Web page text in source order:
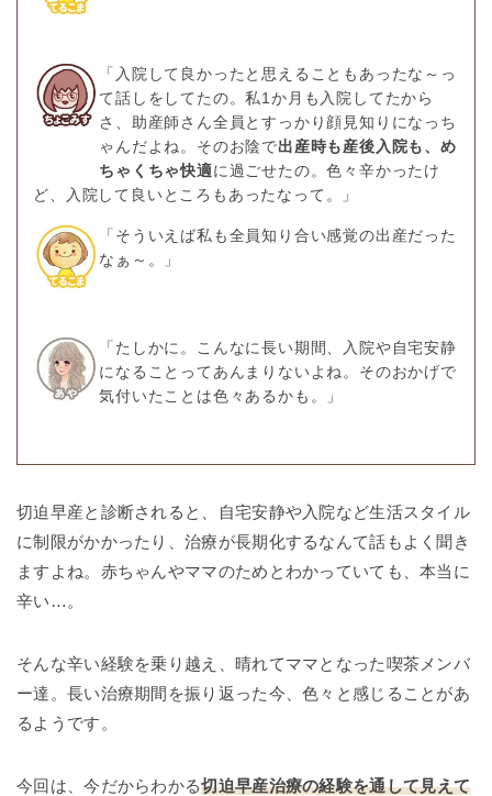
「入院して良かったと思えることもあったな～っ
て話しをしてたの。私1か月も入院してたから
さ、助産師さん全員とすっかり顔見知りになっち
ゃんだよね。そのお陰で出産時も産後入院も、め
ちゃくちゃ快適に過ごせたの。色々辛かったけ
ど、入院して良いところもあったなって。」
「そういえば私も全員知り合い感覚の出産だった
なぁ～。」
「たしかに。こんなに長い期間、入院や自宅安静
になることってあんまりないよね。そのおかげで
気付いたことは色々あるかも。」
切迫早産と診断されると、自宅安静や入院など生活スタイル
に制限がかかったり、治療が長期化するなんて話もよく聞き
ますよね。赤ちゃんやママのためとわかっていても、本当に
辛い…。
そんな辛い経験を乗り越え、晴れてママとなった喫茶メンバ
ー達。長い治療期間を振り返った今、色々と感じることがあ
るようです。
今回は、今だからわかる切迫早産治療の経験を通して見えて